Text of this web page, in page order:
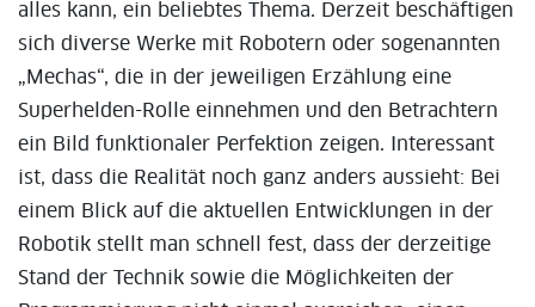
alles kann, ein beliebtes Thema. Derzeit beschäftigen
sich diverse Werke mit Robotern oder sogenannten
„Mechas“, die in der jeweiligen Erzählung eine
Superhelden-Rolle einnehmen und den Betrachtern
ein Bild funktionaler Perfektion zeigen. Interessant
ist, dass die Realität noch ganz anders aussieht: Bei
einem Blick auf die aktuellen Entwicklungen in der
Robotik stellt man schnell fest, dass der derzeitige
Stand der Technik sowie die Möglichkeiten der